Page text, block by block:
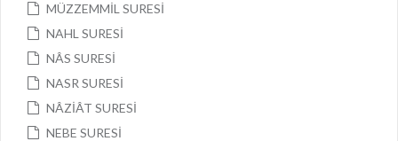
MÜZZEMMİL SURESİ
NAHL SURESİ
NÂS SURESİ
NASR SURESİ
NÂZİÂT SURESİ
NEBE SURESİ